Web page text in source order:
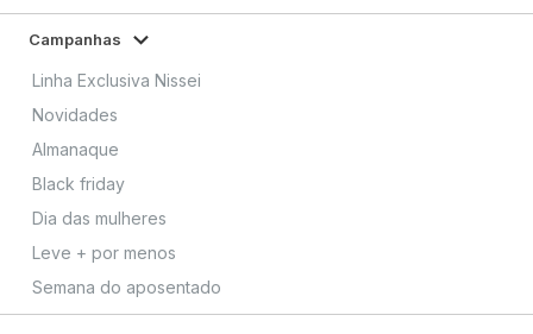
Campanhas
Linha Exclusiva Nissei
Novidades
Almanaque
Black friday
Dia das mulheres
Leve + por menos
Semana do aposentado